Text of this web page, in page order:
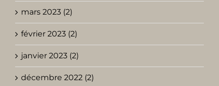
mars 2023 (2)
février 2023 (2)
janvier 2023 (2)
décembre 2022 (2)